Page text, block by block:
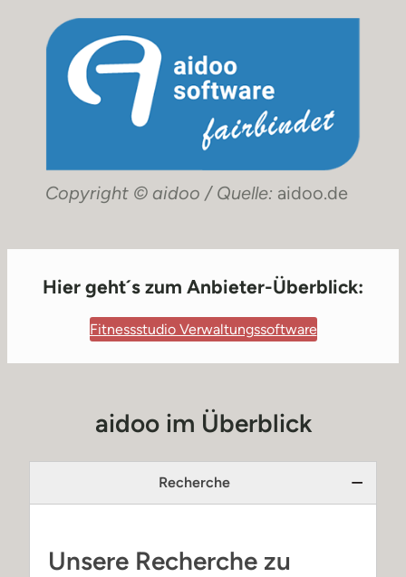
Copyright © aidoo / Quelle: aidoo.de
Hier geht´s zum Anbieter-Überblick:
Fitnessstudio Verwaltungssoftware
aidoo im Überblick
Recherche
Unsere Recherche zu